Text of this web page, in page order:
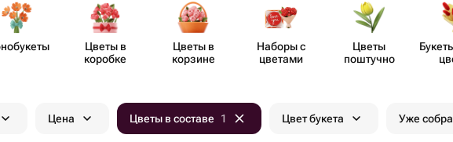
Цветы в
коробке
Цветы в
корзине
Наборы с
цветами
Цветы
поштучно
Цена Цветы в составе 1 Цвет букета Уже